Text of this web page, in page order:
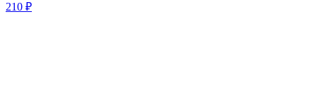
210 ₽